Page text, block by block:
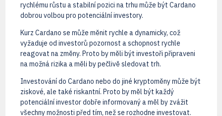
rychlému růstu a stabilní pozici na trhu může být Cardano
dobrou volbou pro potenciální investory.
Kurz Cardano se může měnit rychle a dynamicky, což
vyžaduje od investorů pozornost a schopnost rychle
reagovat na změny. Proto by měli být investoři připraveni
na možná rizika a měli by pečlivě sledovat trh.
Investování do Cardano nebo do jiné kryptoměny může být
ziskové, ale také riskantní. Proto by měl být každý
potenciální investor dobře informovaný a měl by zvážit
všechny možnosti před tím, než se rozhodne investovat.